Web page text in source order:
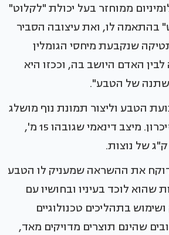
ממוחזר בעל יכולת "לקלוט"
בהתאמה לו, ואת עיצובה הסביר
שנקבעת מיחסי הגומלין
לבין האדם היושב בה, וככזו היא
של הטבע".
הטבע וליצור תמונת נוף מושלג
כפי שהיא חרותה בזיכרון. מיצב דינאמי שגובהו 15 מ',
של נוצות.
רוקח את ההשראה שמעניק לו הטבע
שהוא לוכד בעיניו ובחושיו עם
בתהליכים טכנולוגיים
שהינם תוצרים מדויקים מאד,